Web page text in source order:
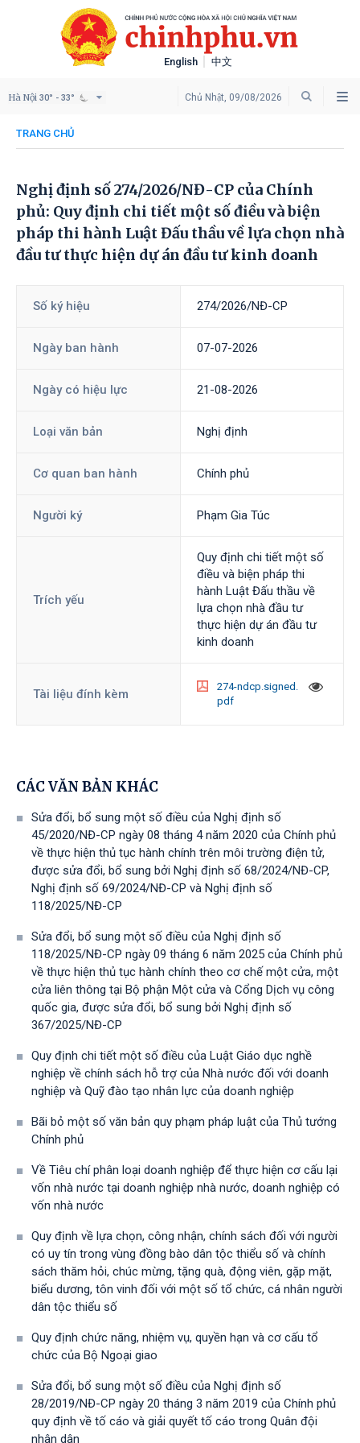
English 中文
Chủ Nhật, 09/08/2026
Hà Nội 30° - 33°
TRANG CHỦ
Nghị định số 274/2026/NĐ-CP của Chính
phủ: Quy định chi tiết một số điều và biện
pháp thi hành Luật Đấu thầu về lựa chọn nhà
đầu tư thực hiện dự án đầu tư kinh doanh
Số ký hiệu 274/2026/NĐ-CP
Ngày ban hành 07-07-2026
Ngày có hiệu lực 21-08-2026
Loại văn bản Nghị định
Cơ quan ban hành Chính phủ
Người ký Phạm Gia Túc
Trích yếu
Quy định chi tiết một số
điều và biện pháp thi
hành Luật Đấu thầu về
lựa chọn nhà đầu tư
thực hiện dự án đầu tư
kinh doanh
Tài liệu đính kèm
274-ndcp.signed.
pdf
CÁC VĂN BẢN KHÁC
Sửa đổi, bổ sung một số điều của Nghị định số
45/2020/NĐ-CP ngày 08 tháng 4 năm 2020 của Chính phủ
về thực hiện thủ tục hành chính trên môi trường điện tử,
được sửa đổi, bổ sung bởi Nghị định số 68/2024/NĐ-CP,
Nghị định số 69/2024/NĐ-CP và Nghị định số
118/2025/NĐ-СР
Sửa đổi, bổ sung một số điều của Nghị định số
118/2025/NĐ-CP ngày 09 tháng 6 năm 2025 của Chính phủ
về thực hiện thủ tục hành chính theo cơ chế một cửa, một
cửa liên thông tại Bộ phận Một cửa và Cổng Dịch vụ công
quốc gia, được sửa đổi, bổ sung bởi Nghị định số
367/2025/NĐ-СР
Quy định chi tiết một số điều của Luật Giáo dục nghề
nghiệp về chính sách hỗ trợ của Nhà nước đối với doanh
nghiệp và Quỹ đào tạo nhân lực của doanh nghiệp
Bãi bỏ một số văn bản quy phạm pháp luật của Thủ tướng
Chính phủ
Về Tiêu chí phân loại doanh nghiệp để thực hiện cơ cấu lại
vốn nhà nước tại doanh nghiệp nhà nước, doanh nghiệp có
vốn nhà nước
Quy định về lựa chọn, công nhận, chính sách đối với người
có uy tín trong vùng đồng bào dân tộc thiểu số và chính
sách thăm hỏi, chúc mừng, tặng quà, động viên, gặp mặt,
biểu dương, tôn vinh đối với một số tổ chức, cá nhân người
dân tộc thiểu số
Quy định chức năng, nhiệm vụ, quyền hạn và cơ cấu tổ
chức của Bộ Ngoại giao
Sửa đổi, bổ sung một số điều của Nghị định số
28/2019/NĐ-CР ngày 20 tháng 3 năm 2019 của Chính phủ
quy định về tố cáo và giải quyết tố cáo trong Quân đội
nhân dân